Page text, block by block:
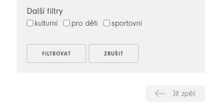
Další filtry
kulturní pro děti sportovní
Jít zpět